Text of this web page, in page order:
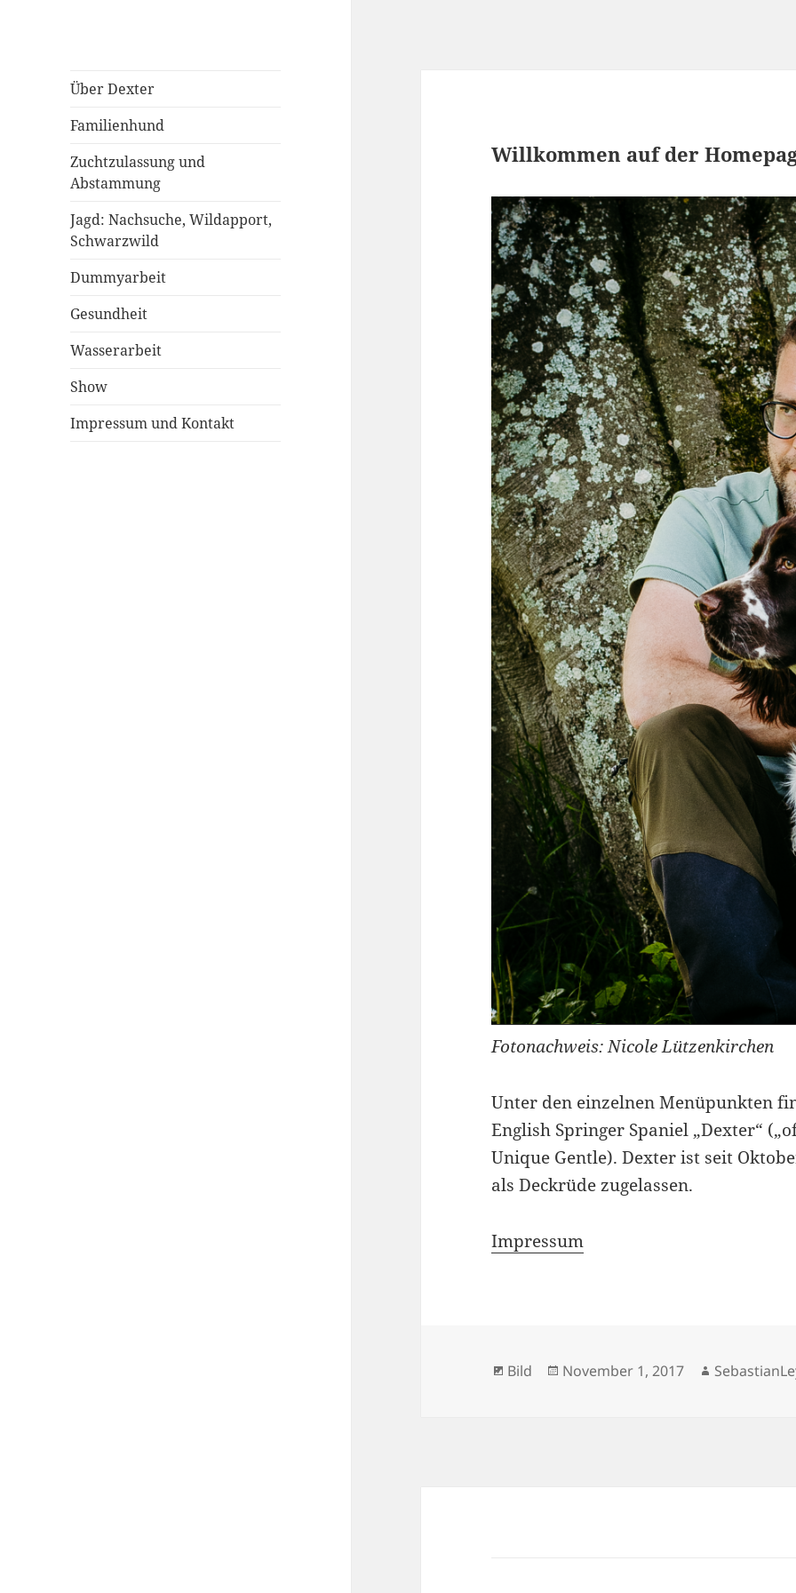
Über Dexter
Familienhund
Zuchtzulassung und
Abstammung
Jagd: Nachsuche, Wildapport,
Schwarzwild
Dummyarbeit
Gesundheit
Wasserarbeit
Show
Impressum und Kontakt
Willkommen auf der
Fotonachweis: Nicole Lützenkirchen
Unter den einzelnen Menüpunkten
English Springer Spaniel „Dexter“
Unique Gentle). Dexter ist seit
als Deckrüde zugelassen.
Impressum
Format
Bild
Veröffentlicht
November 1, 2017 Autor